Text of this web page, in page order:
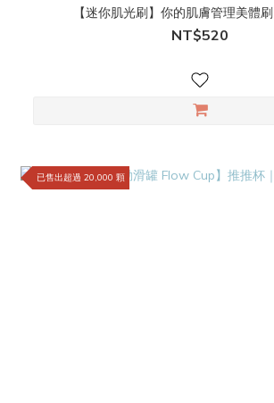
【迷你肌光刷】你的肌膚管理美體
NT$520
已售出超過 20,000 顆